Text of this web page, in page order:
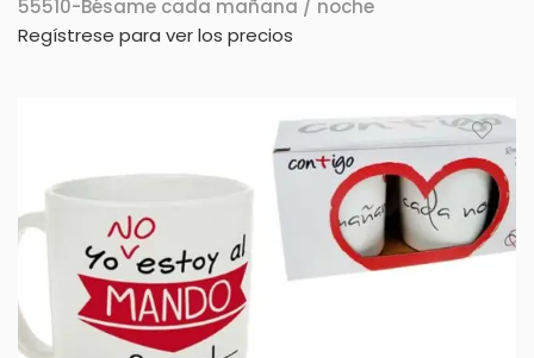
55510-Bésame cada mañana / noche
Regístrese para ver los precios